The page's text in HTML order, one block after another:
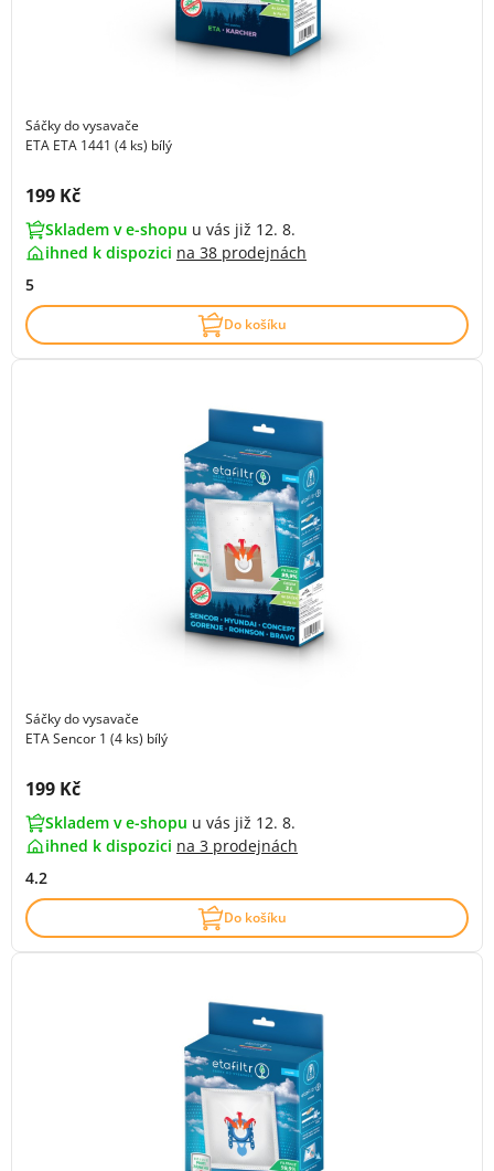
Sáčky do vysavače
ETA ETA 1441 (4 ks) bílý
Cena s DPH:
199 Kč
Skladem v e-shopu u vás již 12. 8.
ihned k dispozici na 38 prodejnách
5
Do košíku
Sáčky do vysavače
ETA Sencor 1 (4 ks) bílý
Cena s DPH:
199 Kč
Skladem v e-shopu u vás již 12. 8.
ihned k dispozici na 3 prodejnách
4.2
Do košíku